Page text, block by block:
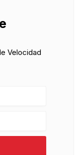
Velocidad